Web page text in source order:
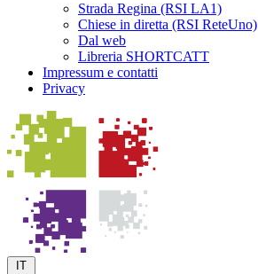
Strada Regina (RSI LA1)
Chiese in diretta (RSI ReteUno)
Dal web
Libreria SHORTCATT
Impressum e contatti
Privacy
IT